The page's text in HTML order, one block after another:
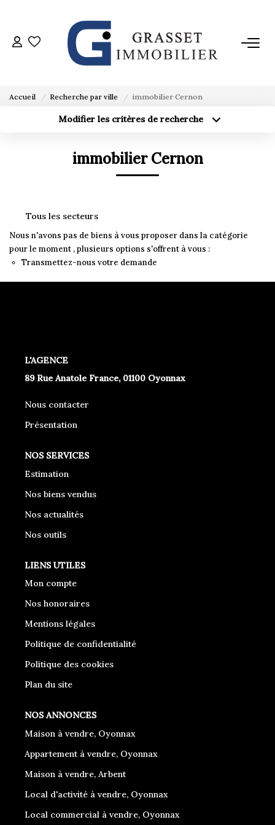
ACHETER
VENDRE
L'AGENCE
CONTACT
Accueil Recherche par ville immobilier Cernon
Modifier les critères de recherche
immobilier Cernon
Tous les secteurs
Nous n'avons pas de biens à vous proposer dans la catégorie
pour le moment , plusieurs options s'offrent à vous :
Transmettez-nous votre demande
L'AGENCE
89 Rue Anatole France, 01100 Oyonnax
Nous contacter
Présentation
NOS SERVICES
Estimation
Nos biens vendus
Nos actualités
Nos outils
LIENS UTILES
Mon compte
Nos honoraires
Mentions légales
Politique de confidentialité
Politique des cookies
Plan du site
NOS ANNONCES
Maison à vendre, Oyonnax
Appartement à vendre, Oyonnax
Maison à vendre, Arbent
Local d'activité à vendre, Oyonnax
Local commercial à vendre, Oyonnax